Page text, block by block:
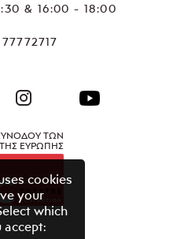
& 16:00 - 18:00
ΤΩΝ
ΕΥΡΩΠΗΣ
cookies
your
which
accept: